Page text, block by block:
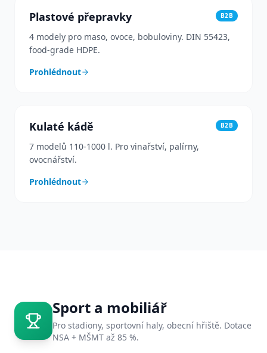
Plastové přepravky B2B
4 modely pro maso, ovoce, bobuloviny. DIN 55423,
food-grade HDPE.
Prohlédnout
Kulaté kádě B2B
7 modelů 110-1000 l. Pro vinařství, palírny,
ovocnářství.
Prohlédnout
Sport a mobiliář
Pro stadiony, sportovní haly, obecní hřiště. Dotace
NSA + MŠMT až 85 %.